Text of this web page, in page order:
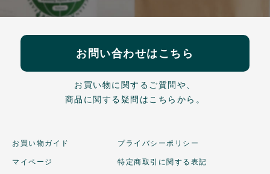
お問い合わせはこちら
お買い物に関するご質問や、
商品に関する疑問はこちらから。
お買い物ガイド
マイページ
プライバシーポリシー
特定商取引に関する表記